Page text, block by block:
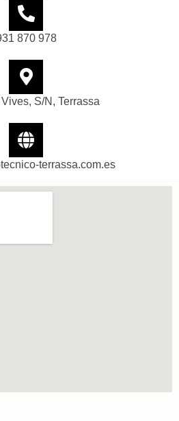
870 978
S/N, Terrassa
terrassa.com.es